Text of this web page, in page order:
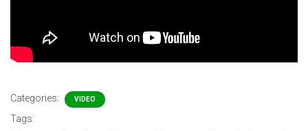
Categories: VIDEO
Tags: